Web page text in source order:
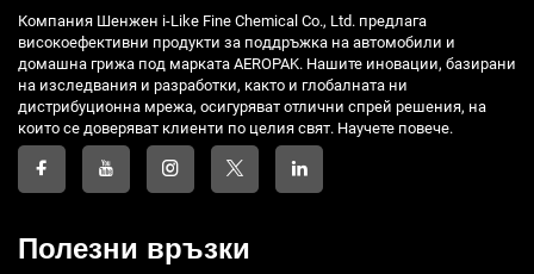
Компания Шенжен i-Like Fine Chemical Co., Ltd. предлага
високоефективни продукти за поддръжка на автомобили и
домашна грижа под марката AEROPAK. Нашите иновации, базирани
на изследвания и разработки, както и глобалната ни
дистрибуционна мрежа, осигуряват отлични спрей решения, на
които се доверяват клиенти по целия свят. Научете повече.
Полезни връзки